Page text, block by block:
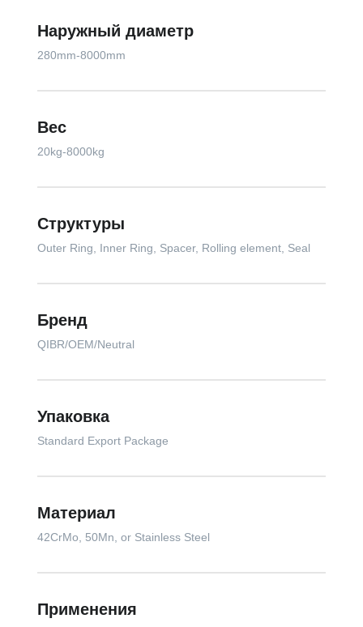
Наружный диаметр
280mm-8000mm
Вес
20kg-8000kg
Структуры
Outer Ring, Inner Ring, Spacer, Rolling element, Seal
Бренд
QIBR/OEM/Neutral
Упаковка
Standard Export Package
Материал
42CrMo, 50Mn, or Stainless Steel
Применения